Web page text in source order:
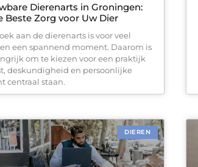
Dierenarts in Groningen:
Beste Zorg voor Uw Dier
aan de dierenarts is voor veel
een spannend moment. Daarom is
om te kiezen voor een praktijk
deskundigheid en persoonlijke
centraal staan.
DIEREN